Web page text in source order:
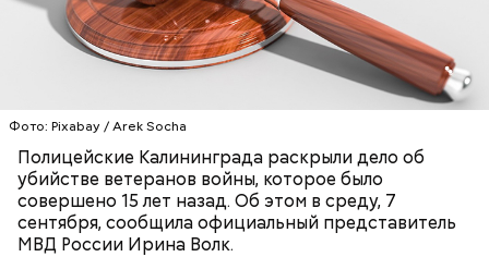
Фото: Pixabay / Arek Socha
Полицейские Калининграда раскрыли дело об
убийстве ветеранов войны, которое было
совершено 15 лет назад. Об этом в среду, 7
сентября, сообщила официальный представитель
МВД России Ирина Волк.
ПЕНСИОНЕРЫ
КАЛИНИНГРАДСКАЯ ОБЛАСТЬ
УБИЙСТВА
УГОЛОВНЫЕ ДЕЛА